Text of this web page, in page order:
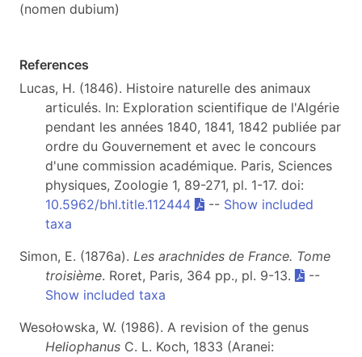
(nomen dubium)
References
Lucas, H. (1846). Histoire naturelle des animaux
articulés. In: Exploration scientifique de l'Algérie
pendant les années 1840, 1841, 1842 publiée par
ordre du Gouvernement et avec le concours
d'une commission académique. Paris, Sciences
physiques, Zoologie 1, 89-271, pl. 1-17. doi:
10.5962/bhl.title.112444
-- Show included
taxa
Simon, E. (1876a). Les arachnides de France. Tome
troisième. Roret, Paris, 364 pp., pl. 9-13.
--
Show included taxa
Wesołowska, W. (1986). A revision of the genus
Heliophanus C. L. Koch, 1833 (Aranei: